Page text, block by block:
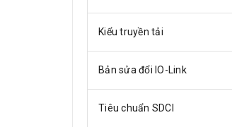
Kiểu truyền tải
Bản sửa đổi IO-Link
Tiêu chuẩn SDCI